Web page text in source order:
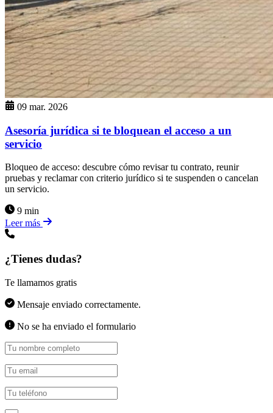
09 mar. 2026
Asesoría jurídica si te bloquean el acceso a un
servicio
Bloqueo de acceso: descubre cómo revisar tu contrato, reunir
pruebas y reclamar con criterio jurídico si te suspenden o cancelan
un servicio.
9 min
Leer más
¿Tienes dudas?
Te llamamos gratis
Mensaje enviado correctamente.
No se ha enviado el formulario